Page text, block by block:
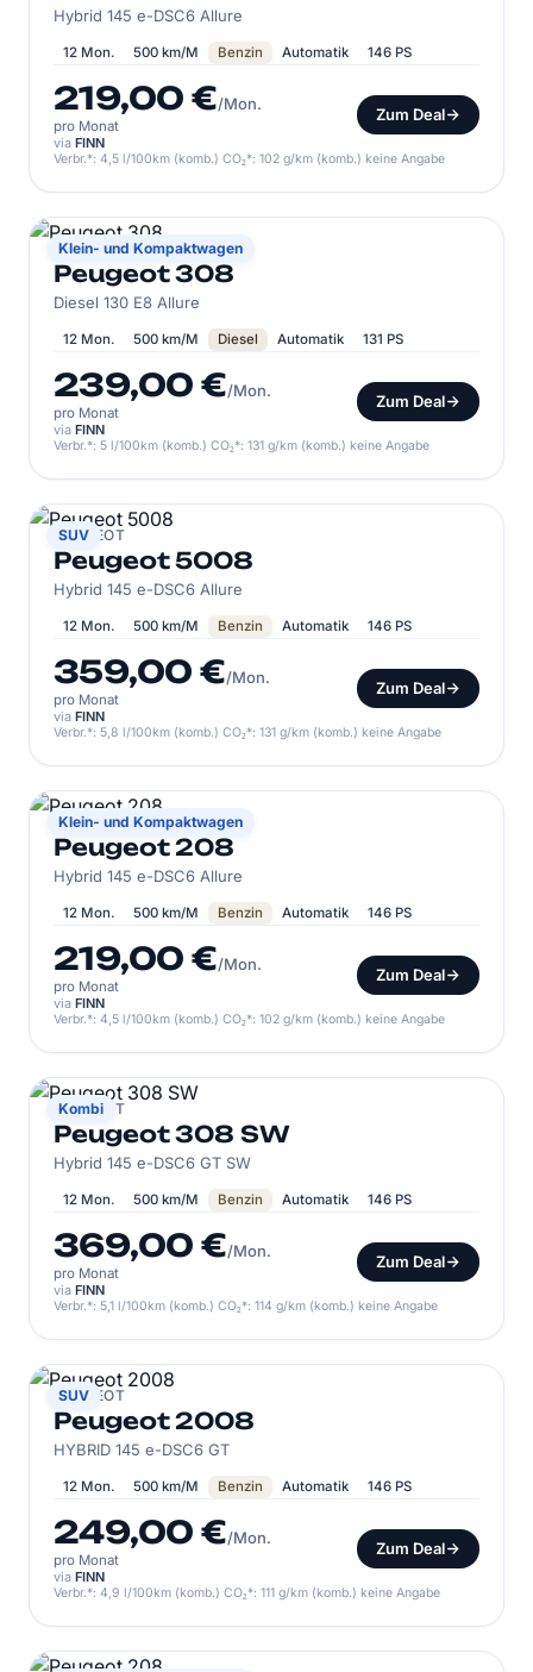
Hybrid 145 e-DSC6 Allure
12 Mon. 500 km/M Benzin Automatik 146 PS
219,00 €/Mon.
pro Monat
Zum Deal
via FINN
Verbr.*: 4,5 l/100km (komb.) CO₂*: 102 g/km (komb.) keine Angabe
Klein- und Kompaktwagen
PEUGEOT
Peugeot 308
Diesel 130 E8 Allure
12 Mon. 500 km/M Diesel Automatik 131 PS
239,00 €/Mon.
pro Monat
Zum Deal
via FINN
Verbr.*: 5 l/100km (komb.) CO₂*: 131 g/km (komb.) keine Angabe
SUV
PEUGEOT
Peugeot 5008
Hybrid 145 e-DSC6 Allure
12 Mon. 500 km/M Benzin Automatik 146 PS
359,00 €/Mon.
pro Monat
Zum Deal
via FINN
Verbr.*: 5,8 l/100km (komb.) CO₂*: 131 g/km (komb.) keine Angabe
Klein- und Kompaktwagen
PEUGEOT
Peugeot 208
Hybrid 145 e-DSC6 Allure
12 Mon. 500 km/M Benzin Automatik 146 PS
219,00 €/Mon.
pro Monat
Zum Deal
via FINN
Verbr.*: 4,5 l/100km (komb.) CO₂*: 102 g/km (komb.) keine Angabe
Kombi
PEUGEOT
Peugeot 308 SW
Hybrid 145 e-DSC6 GT SW
12 Mon. 500 km/M Benzin Automatik 146 PS
369,00 €/Mon.
pro Monat
Zum Deal
via FINN
Verbr.*: 5,1 l/100km (komb.) CO₂*: 114 g/km (komb.) keine Angabe
SUV
PEUGEOT
Peugeot 2008
HYBRID 145 e-DSC6 GT
12 Mon. 500 km/M Benzin Automatik 146 PS
249,00 €/Mon.
pro Monat
Zum Deal
via FINN
Verbr.*: 4,9 l/100km (komb.) CO₂*: 111 g/km (komb.) keine Angabe